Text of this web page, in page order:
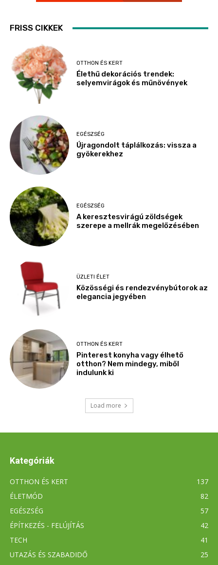
Kategóriák
OTTHON ÉS KERT
137
ÉLETMÓD
82
EGÉSZSÉG
57
ÉPÍTKEZÉS - FELÚJÍTÁS
42
TECH
41
UTAZÁS ÉS SZABADIDŐ
25